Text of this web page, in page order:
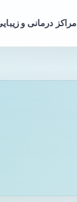
مراکز درمانی و